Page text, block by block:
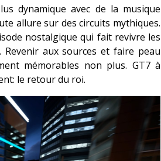
dynamique avec de la musique
allure sur des circuits mythiques.
nostalgique qui fait revivre les
Revenir aux sources et faire peau
mémorables non plus. GT7 à
le retour du roi.